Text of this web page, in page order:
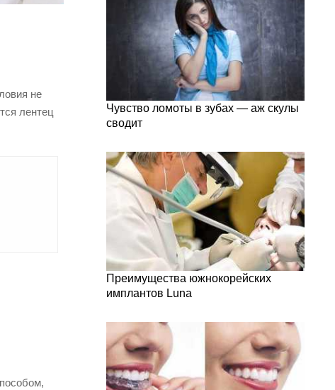
не
лентец
Чувство ломоты в зубах — аж скулы
сводит
Преимущества южнокорейских
имплантов Luna